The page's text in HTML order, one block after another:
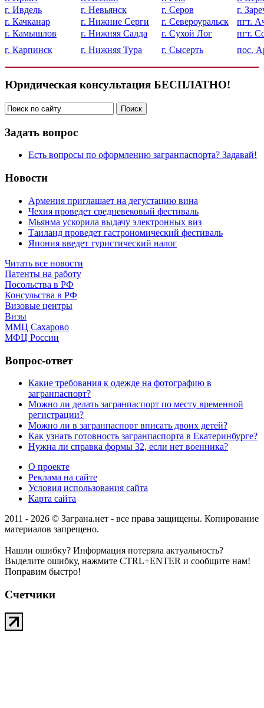
г. Ивдель
г. Невьянск г. Серов
г.
г. Качканар
г. Нижние Серги г. Североуральск
пгт.
г. Камышлов
г. Нижняя Салда г. Сухой Лог
пгт.
г. Карпинск
г. Нижняя Тура г. Сысерть пос.
Юридическая консультация БЕСПЛАТНО!
Задать вопрос
Есть вопросы по оформлению загранпаспорта? Задавай!
Новости
Армения приглашает на дегустацию вина
Чехия проведет средневековый фестиваль
Мьянма ускорила выдачу электронных виз
Таиланд проведет гастрономический фестиваль
Япония введет туристический налог
Читать все новости
Патенты на работу
Посольства в РФ
Консульства в РФ
Визовые центры
Визы
ММЦ Сахарово
МФЦ России
Вопрос-ответ
Какие требования к одежде на фотографию в
загранпаспорт?
Можно ли делать загранпаспорт по месту временной
регистрации?
Можно ли в загранпаспорт вписать двоих детей?
Как узнать готовность загранпаспорта в Екатеринбурге?
Нужна ли справка формы 32, если нет военника?
О проекте
Реклама на сайте
Условия использования сайта
Карта сайта
2011 - 2026 © Заграна.нет - все права защищены. Копирование
материалов запрещено.
Нашли ошибку? Информация потеряла актуальность?
Выделите ошибку, нажмите CTRL+ENTER и сообщите нам!
Поправим быстро!
Счетчики